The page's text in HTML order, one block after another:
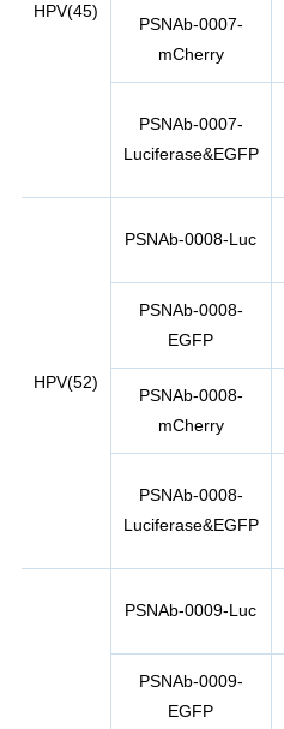
HPV(45)
PSNAb-0007-
mCherry
PSNAb-0007-
Luciferase&EGFP
HPV(52)
PSNAb-0008-Luc
PSNAb-0008-
EGFP
PSNAb-0008-
mCherry
PSNAb-0008-
Luciferase&EGFP
PSNAb-0009-Luc
PSNAb-0009-
EGFP